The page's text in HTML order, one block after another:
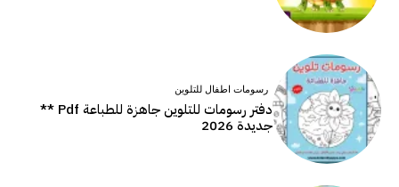
رسومات اطفال للتلوين
دفتر رسومات للتلوين جاهزة للطباعة Pdf **
جديدة 2026